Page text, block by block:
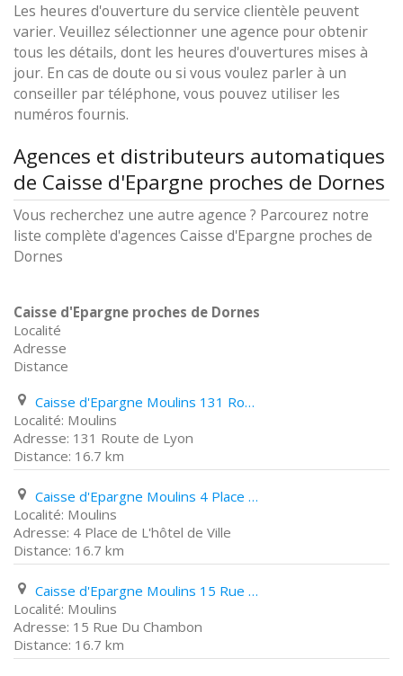
Les heures d'ouverture du service clientèle peuvent
varier. Veuillez sélectionner une agence pour obtenir
tous les détails, dont les heures d'ouvertures mises à
jour. En cas de doute ou si vous voulez parler à un
conseiller par téléphone, vous pouvez utiliser les
numéros fournis.
Agences et distributeurs automatiques
de Caisse d'Epargne proches de Dornes
Vous recherchez une autre agence ? Parcourez notre
liste complète d'agences Caisse d'Epargne proches de
Dornes
Caisse d'Epargne proches de Dornes
Localité
Adresse
Distance
Caisse d'Epargne Moulins 131 Route de Lyon
Moulins
131 Route de Lyon
16.7 km
Caisse d'Epargne Moulins 4 Place de L'hôtel de Ville
Moulins
4 Place de L'hôtel de Ville
16.7 km
Caisse d'Epargne Moulins 15 Rue Du Chambon
Moulins
15 Rue Du Chambon
16.7 km